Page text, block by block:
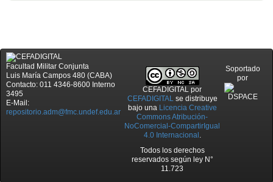
Facultad Militar Conjunta
Luis María Campos 480 (CABA)
Contacto: 011 4346-8600 Interno
3495
E-Mail:
repositorio.adm@fmc.undef.edu.ar
CEFADIGITAL por
CEFADIGITALse distribuye
bajo una Licencia Creative
Commons Atribución-
NoComercial-CompartirIgual
4.0 Internacional .
Todos los derechos
reservados según ley N°
11.723
Soportado
por